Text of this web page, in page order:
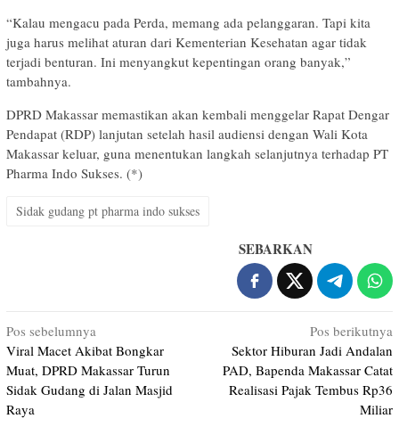
“Kalau mengacu pada Perda, memang ada pelanggaran. Tapi kita
juga harus melihat aturan dari Kementerian Kesehatan agar tidak
terjadi benturan. Ini menyangkut kepentingan orang banyak,”
tambahnya.
DPRD Makassar memastikan akan kembali menggelar Rapat Dengar
Pendapat (RDP) lanjutan setelah hasil audiensi dengan Wali Kota
Makassar keluar, guna menentukan langkah selanjutnya terhadap PT
Pharma Indo Sukses. (*)
Sidak gudang pt pharma indo sukses
SEBARKAN
Navigasi
pos
Pos sebelumnya
Viral Macet Akibat Bongkar
Muat, DPRD Makassar Turun
Sidak Gudang di Jalan Masjid
Raya
Pos berikutnya
Sektor Hiburan Jadi Andalan
PAD, Bapenda Makassar Catat
Realisasi Pajak Tembus Rp36
Miliar